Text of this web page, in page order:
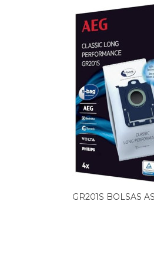
MIELE,
MIELE,
MIELE,
MIELE,
MIELE,
MIELE,
MIELE,
MIELE,
MIELE,
MIELE,
MIELE,
MIELE,
MIELE,
MIELE,
MIELE,
MIELE,
MIELE,GR201S BOLSAS